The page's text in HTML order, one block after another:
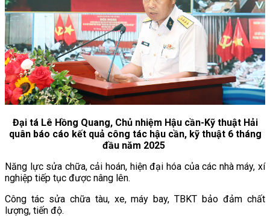
Đại tá Lê Hồng Quang, Chủ nhiệm Hậu cần-Kỹ thuật Hải
quân báo cáo kết quả công tác hậu cần, kỹ thuật 6 tháng
đầu năm 2025
Năng lực sửa chữa, cải hoán, hiện đại hóa của các nhà máy, xí
nghiệp tiếp tục được nâng lên.
Công tác sửa chữa tàu, xe, máy bay, TBKT bảo đảm chất
lượng, tiến độ.